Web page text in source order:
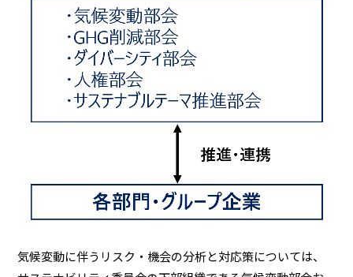
気候変動に伴うリスク・機会の分析と対応策については、